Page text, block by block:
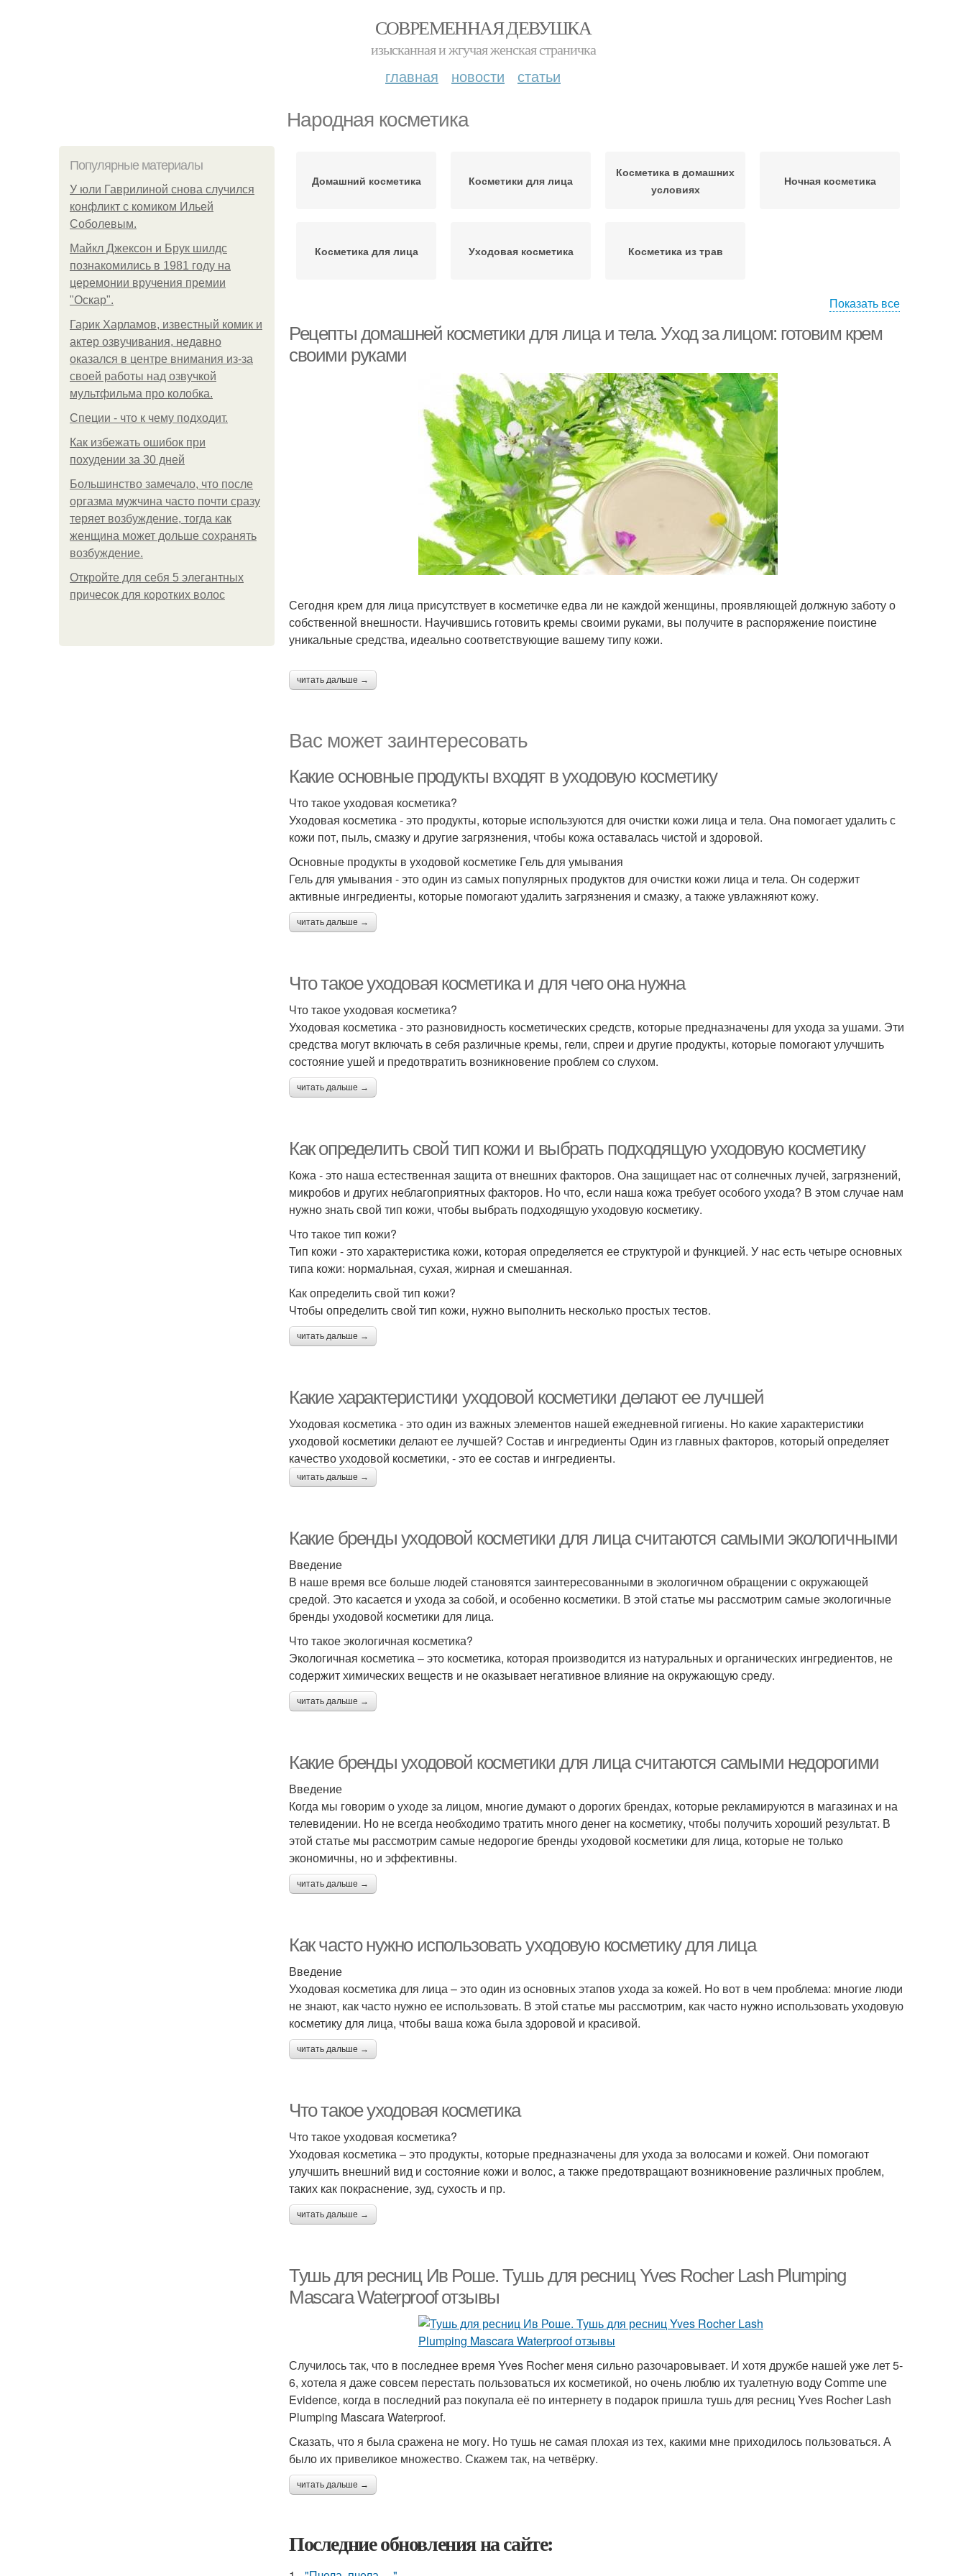
СОВРЕМЕННАЯ ДЕВУШКА
изысканная и жгучая женская страничка
главная новости статьи
Народная косметика
Популярные материалы
У юли Гаврилиной снова случился
конфликт с комиком Ильей
Соболевым.
Майкл Джексон и Брук шилдс
познакомились в 1981 году на
церемонии вручения премии
"Оскар".
Гарик Харламов, известный комик и
актер озвучивания, недавно
оказался в центре внимания из-за
своей работы над озвучкой
мультфильма про колобка.
Специи - что к чему подходит.
Как избежать ошибок при
похудении за 30 дней
Большинство замечало, что после
оргазма мужчина часто почти сразу
теряет возбуждение, тогда как
женщина может дольше сохранять
возбуждение.
Откройте для себя 5 элегантных
причесок для коротких волос
Домашний косметика Косметики для лица
Косметика в домашних
условиях
Ночная косметика
Косметика для лица Уходовая косметика Косметика из трав
Показать все
Рецепты домашней косметики для лица и тела. Уход за лицом: готовим крем
своими руками
Сегодня крем для лица присутствует в косметичке едва ли не каждой женщины, проявляющей должную заботу о
собственной внешности. Научившись готовить кремы своими руками, вы получите в распоряжение поистине
уникальные средства, идеально соответствующие вашему типу кожи.
читать дальше →
Вас может заинтересовать
Какие основные продукты входят в уходовую косметику
Что такое уходовая косметика?
Уходовая косметика - это продукты, которые используются для очистки кожи лица и тела. Она помогает удалить с
кожи пот, пыль, смазку и другие загрязнения, чтобы кожа оставалась чистой и здоровой.
Основные продукты в уходовой косметике Гель для умывания
Гель для умывания - это один из самых популярных продуктов для очистки кожи лица и тела. Он содержит
активные ингредиенты, которые помогают удалить загрязнения и смазку, а также увлажняют кожу.
читать дальше →
Что такое уходовая косметика и для чего она нужна
Что такое уходовая косметика?
Уходовая косметика - это разновидность косметических средств, которые предназначены для ухода за ушами. Эти
средства могут включать в себя различные кремы, гели, спреи и другие продукты, которые помогают улучшить
состояние ушей и предотвратить возникновение проблем со слухом.
читать дальше →
Как определить свой тип кожи и выбрать подходящую уходовую косметику
Кожа - это наша естественная защита от внешних факторов. Она защищает нас от солнечных лучей, загрязнений,
микробов и других неблагоприятных факторов. Но что, если наша кожа требует особого ухода? В этом случае нам
нужно знать свой тип кожи, чтобы выбрать подходящую уходовую косметику.
Что такое тип кожи?
Тип кожи - это характеристика кожи, которая определяется ее структурой и функцией. У нас есть четыре основных
типа кожи: нормальная, сухая, жирная и смешанная.
Как определить свой тип кожи?
Чтобы определить свой тип кожи, нужно выполнить несколько простых тестов.
читать дальше →
Какие характеристики уходовой косметики делают ее лучшей
Уходовая косметика - это один из важных элементов нашей ежедневной гигиены. Но какие характеристики
уходовой косметики делают ее лучшей? Состав и ингредиенты Один из главных факторов, который определяет
качество уходовой косметики, - это ее состав и ингредиенты.
читать дальше →
Какие бренды уходовой косметики для лица считаются самыми экологичными
Введение
В наше время все больше людей становятся заинтересованными в экологичном обращении с окружающей
средой. Это касается и ухода за собой, и особенно косметики. В этой статье мы рассмотрим самые экологичные
бренды уходовой косметики для лица.
Что такое экологичная косметика?
Экологичная косметика – это косметика, которая производится из натуральных и органических ингредиентов, не
содержит химических веществ и не оказывает негативное влияние на окружающую среду.
читать дальше →
Какие бренды уходовой косметики для лица считаются самыми недорогими
Введение
Когда мы говорим о уходе за лицом, многие думают о дорогих брендах, которые рекламируются в магазинах и на
телевидении. Но не всегда необходимо тратить много денег на косметику, чтобы получить хороший результат. В
этой статье мы рассмотрим самые недорогие бренды уходовой косметики для лица, которые не только
экономичны, но и эффективны.
читать дальше →
Как часто нужно использовать уходовую косметику для лица
Введение
Уходовая косметика для лица – это один из основных этапов ухода за кожей. Но вот в чем проблема: многие люди
не знают, как часто нужно ее использовать. В этой статье мы рассмотрим, как часто нужно использовать уходовую
косметику для лица, чтобы ваша кожа была здоровой и красивой.
читать дальше →
Что такое уходовая косметика
Что такое уходовая косметика?
Уходовая косметика – это продукты, которые предназначены для ухода за волосами и кожей. Они помогают
улучшить внешний вид и состояние кожи и волос, а также предотвращают возникновение различных проблем,
таких как покраснение, зуд, сухость и пр.
читать дальше →
Тушь для ресниц Ив Роше. Тушь для ресниц Yves Rocher Lash Plumping
Mascara Waterproof отзывы
Случилось так, что в последнее время Yves Rocher меня сильно разочаровывает. И хотя дружбе нашей уже лет 5-
6, хотела я даже совсем перестать пользоваться их косметикой, но очень люблю их туалетную воду Comme une
Evidence, когда в последний раз покупала её по интернету в подарок пришла тушь для ресниц Yves Rocher Lash
Plumping Mascara Waterproof.
Сказать, что я была сражена не могу. Но тушь не самая плохая из тех, какими мне приходилось пользоваться. А
было их привеликое множество. Скажем так, на четвёрку.
читать дальше →
Последние обновления на сайте: